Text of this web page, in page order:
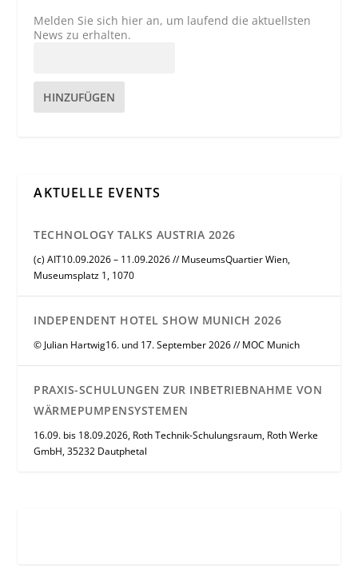
Melden Sie sich hier an, um laufend die aktuellsten
News zu erhalten.
HINZUFÜGEN
AKTUELLE EVENTS
TECHNOLOGY TALKS AUSTRIA 2026
(c) AIT10.09.2026 – 11.09.2026 // MuseumsQuartier Wien,
Museumsplatz 1, 1070
INDEPENDENT HOTEL SHOW MUNICH 2026
© Julian Hartwig16. und 17. September 2026 // MOC Munich
PRAXIS-SCHULUNGEN ZUR INBETRIEBNAHME VON
WÄRMEPUMPENSYSTEMEN
16.09. bis 18.09.2026, Roth Technik-Schulungsraum, Roth Werke
GmbH, 35232 Dautphetal